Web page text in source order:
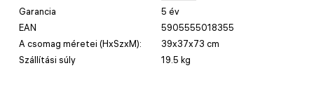
Garancia
5 év
EAN
5905555018355
A csomag méretei (HxSzxM):
39x37x73 cm
Szállítási súly
19.5 kg